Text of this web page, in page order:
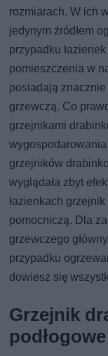
rozmiarach. W ich
jedynym źródłem
przypadku
pomieszczenia w
posiadają
grzewczą. Co
grzejnikami
grzejników
wyglądała zbyt
łazienkach
pomocniczą. Dla
grzewczego
przypadku
dowiesz się
Grzejnik
podłogowe